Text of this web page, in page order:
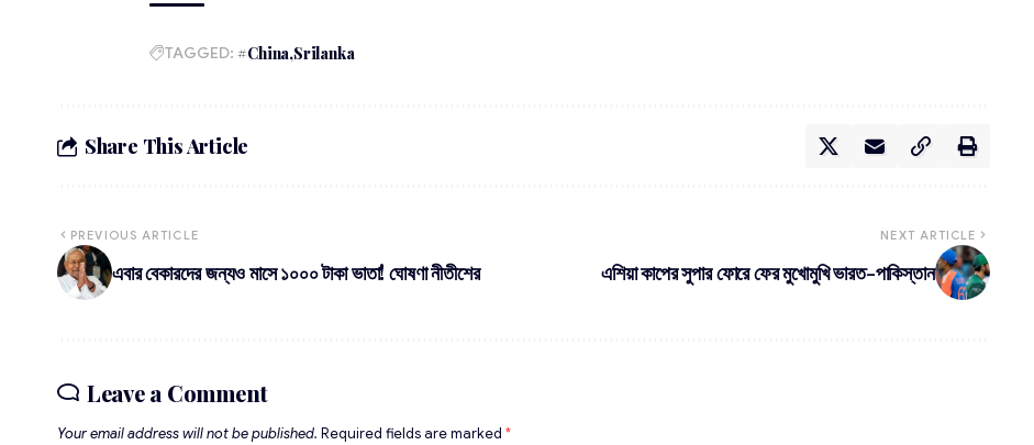
TAGGED: #China Srilanka
Share This Article
PREVIOUS ARTICLE
এবার বেকারদের জন্যও মাসে ১০০০ টাকা ভাতা! ঘোষণা নীতীশের
NEXT ARTICLE
এশিয়া কাপের সুপার ফোরে ফের মুখোমুখি ভারত-পাকিস্তান
Leave a Comment
Your email address will not be published. Required fields are marked *